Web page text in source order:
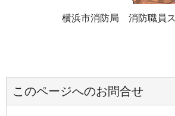
横浜市消防局 消防職員
このページへのお問合せ